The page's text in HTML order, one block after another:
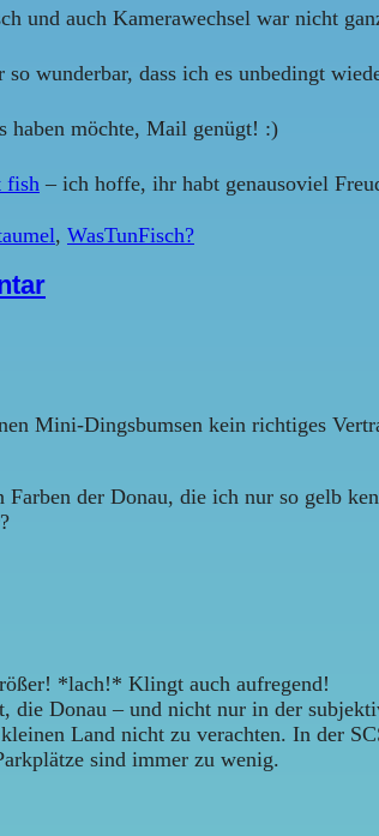
und auch Kamerawechsel war nicht
wunderbar, dass ich es unbedingt
haben möchte, Mail genügt! :)
fish – ich hoffe, ihr habt genausoviel
, WasTunFisch?
Mini-Dingsbumsen kein richtiges
der Donau, die ich nur so gelb
*lach!* Klingt auch aufregend!
Donau – und nicht nur in der
Land nicht zu verachten. In der
sind immer zu wenig.